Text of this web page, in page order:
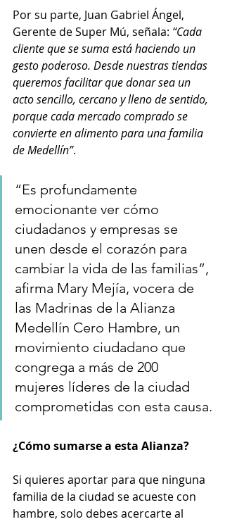
Por su parte, Juan Gabriel Ángel,
Gerente de Super Mú, señala: “Cada
cliente que se suma está haciendo un
gesto poderoso. Desde nuestras tiendas
queremos facilitar que donar sea un
acto sencillo, cercano y lleno de sentido,
porque cada mercado comprado se
convierte en alimento para una familia
de Medellín”.
“Es profundamente
emocionante ver cómo
ciudadanos y empresas se
unen desde el corazón para
cambiar la vida de las familias”,
afirma Mary Mejía, vocera de
las Madrinas de la Alianza
Medellín Cero Hambre, un
movimiento ciudadano que
congrega a más de 200
mujeres líderes de la ciudad
comprometidas con esta causa.
¿Cómo sumarse a esta Alianza?
Si quieres aportar para que ninguna
familia de la ciudad se acueste con
hambre, solo debes acercarte al